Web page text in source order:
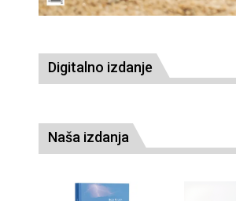
Digitalno izdanje
Naša izdanja